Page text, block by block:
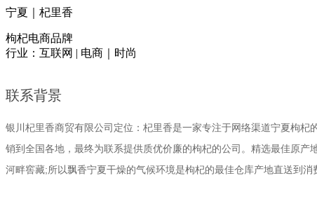
宁夏｜杞里香
枸杞电商品牌
行业：互联网 | 电商｜时尚
联系背景
银川杞里香商贸有限公司定位：杞里香是一家专注于网络渠道宁夏枸
销到全国各地，最终为联系提供质优价廉的枸杞的公司。精选最佳原
河畔窖藏;所以飘香宁夏干燥的气候环境是枸杞的最佳仓库产地直送到